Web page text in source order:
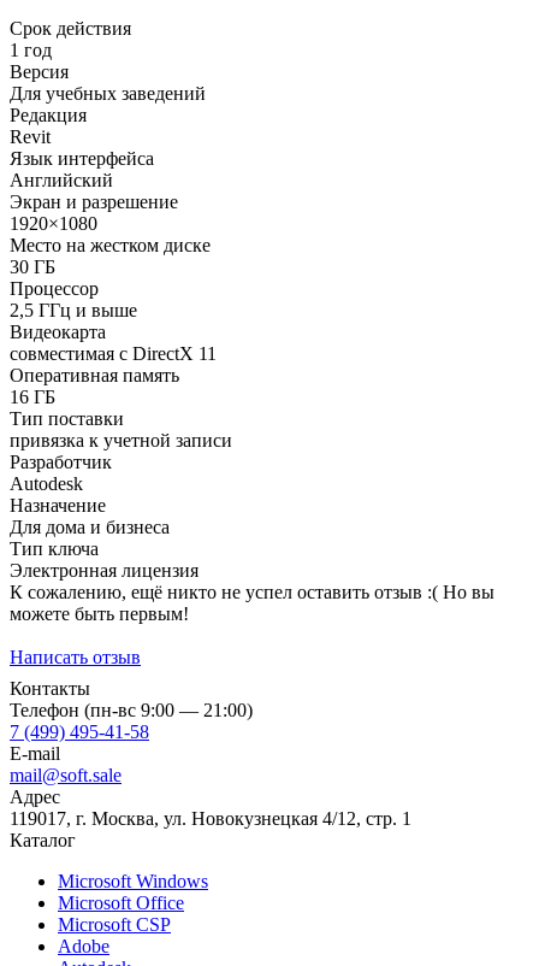
Срок действия
1 год
Версия
Для учебных заведений
Редакция
Revit
Язык интерфейса
Английский
Экран и разрешение
1920×1080
Место на жестком диске
30 ГБ
Процессор
2,5 ГГц и выше
Видеокарта
совместимая с DirectX 11
Оперативная память
16 ГБ
Тип поставки
привязка к учетной записи
Разработчик
Autodesk
Назначение
Для дома и бизнеса
Тип ключа
Электронная лицензия
К сожалению, ещё никто не успел оставить отзыв :( Но вы
можете быть первым!
Написать отзыв
Контакты
Телефон (пн-вс 9:00 — 21:00)
7 (499) 495-41-58
E-mail
mail@soft.sale
Адрес
119017, г. Москва, ул. Новокузнецкая 4/12, стр. 1
Каталог
Microsoft Windows
Microsoft Office
Microsoft CSP
Adobe